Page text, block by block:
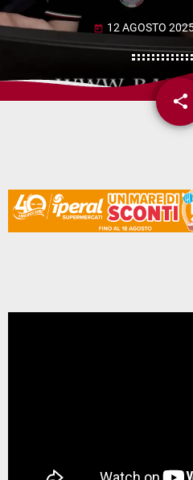
today 12 AGOSTO
share
email